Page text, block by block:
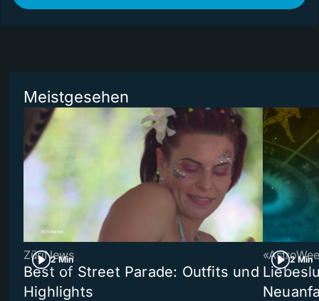
Meistgesehen
2 Min
ZüriNews
Best of Street Parade: Outfits und
Highlights
2 Min